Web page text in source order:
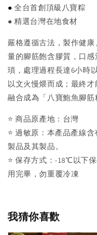
●全台首創頂級八寶粽
● 精選台灣在地食材
嚴格遵循古法，製作健
量的腳筋飽含膠質，口
瑣，處理過程長達6小時
以文火慢煨而成；最終
融合成為「八寶鮑魚腳筋
⭐ 商品原產地：台灣
⭐ 過敏原：本產品產線
製品及其製品。
⭐ 保存方式：-18℃以下
用完畢，勿重覆冷凍
我猜你喜歡